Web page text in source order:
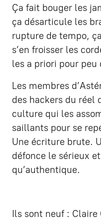
Ça fait bouger les
ça désarticule les
rupture de tempo,
s’en froisser les
les a priori pour peu
Les membres
des hackers du réel
culture qui les
saillants pour se
Une écriture brute.
défonce le sérieux
qu’authentique.
Ils sont neuf : Claire